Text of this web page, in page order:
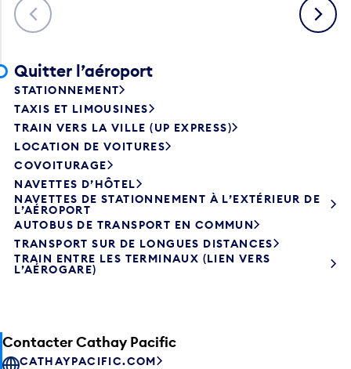
Précédent Suivant
Quitter l’aéroport
STATIONNEMENT
TAXIS ET LIMOUSINES
TRAIN VERS LA VILLE (UP EXPRESS)
LOCATION DE VOITURES
COVOITURAGE
NAVETTES D’HÔTEL
NAVETTES DE STATIONNEMENT À L’EXTÉRIEUR DE
L’AÉROPORT
AUTOBUS DE TRANSPORT EN COMMUN
TRANSPORT SUR DE LONGUES DISTANCES
TRAIN ENTRE LES TERMINAUX (LIEN VERS
L’AÉROGARE)
Contacter Cathay Pacific
CATHAYPACIFIC.COM